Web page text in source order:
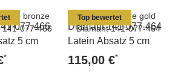
077-466
5 cm
*
Top bewertet
Diamant 141-077-464
Latein Absatz 5 cm
115,00 €*